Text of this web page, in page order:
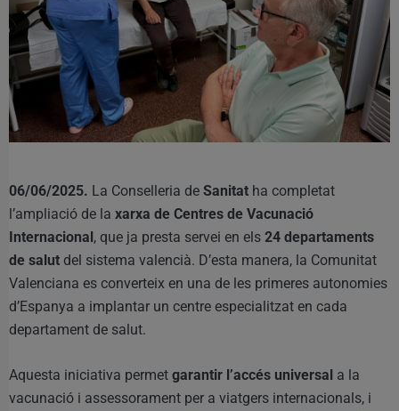
06/06/2025. La Conselleria de Sanitat ha completat
l’ampliació de la xarxa de Centres de Vacunació
Internacional, que ja presta servei en els 24 departaments
de salut del sistema valencià. D’esta manera, la Comunitat
Valenciana es converteix en una de les primeres autonomies
d’Espanya a implantar un centre especialitzat en cada
departament de salut.
Aquesta iniciativa permet garantir l’accés universal a la
vacunació i assessorament per a viatgers internacionals, i